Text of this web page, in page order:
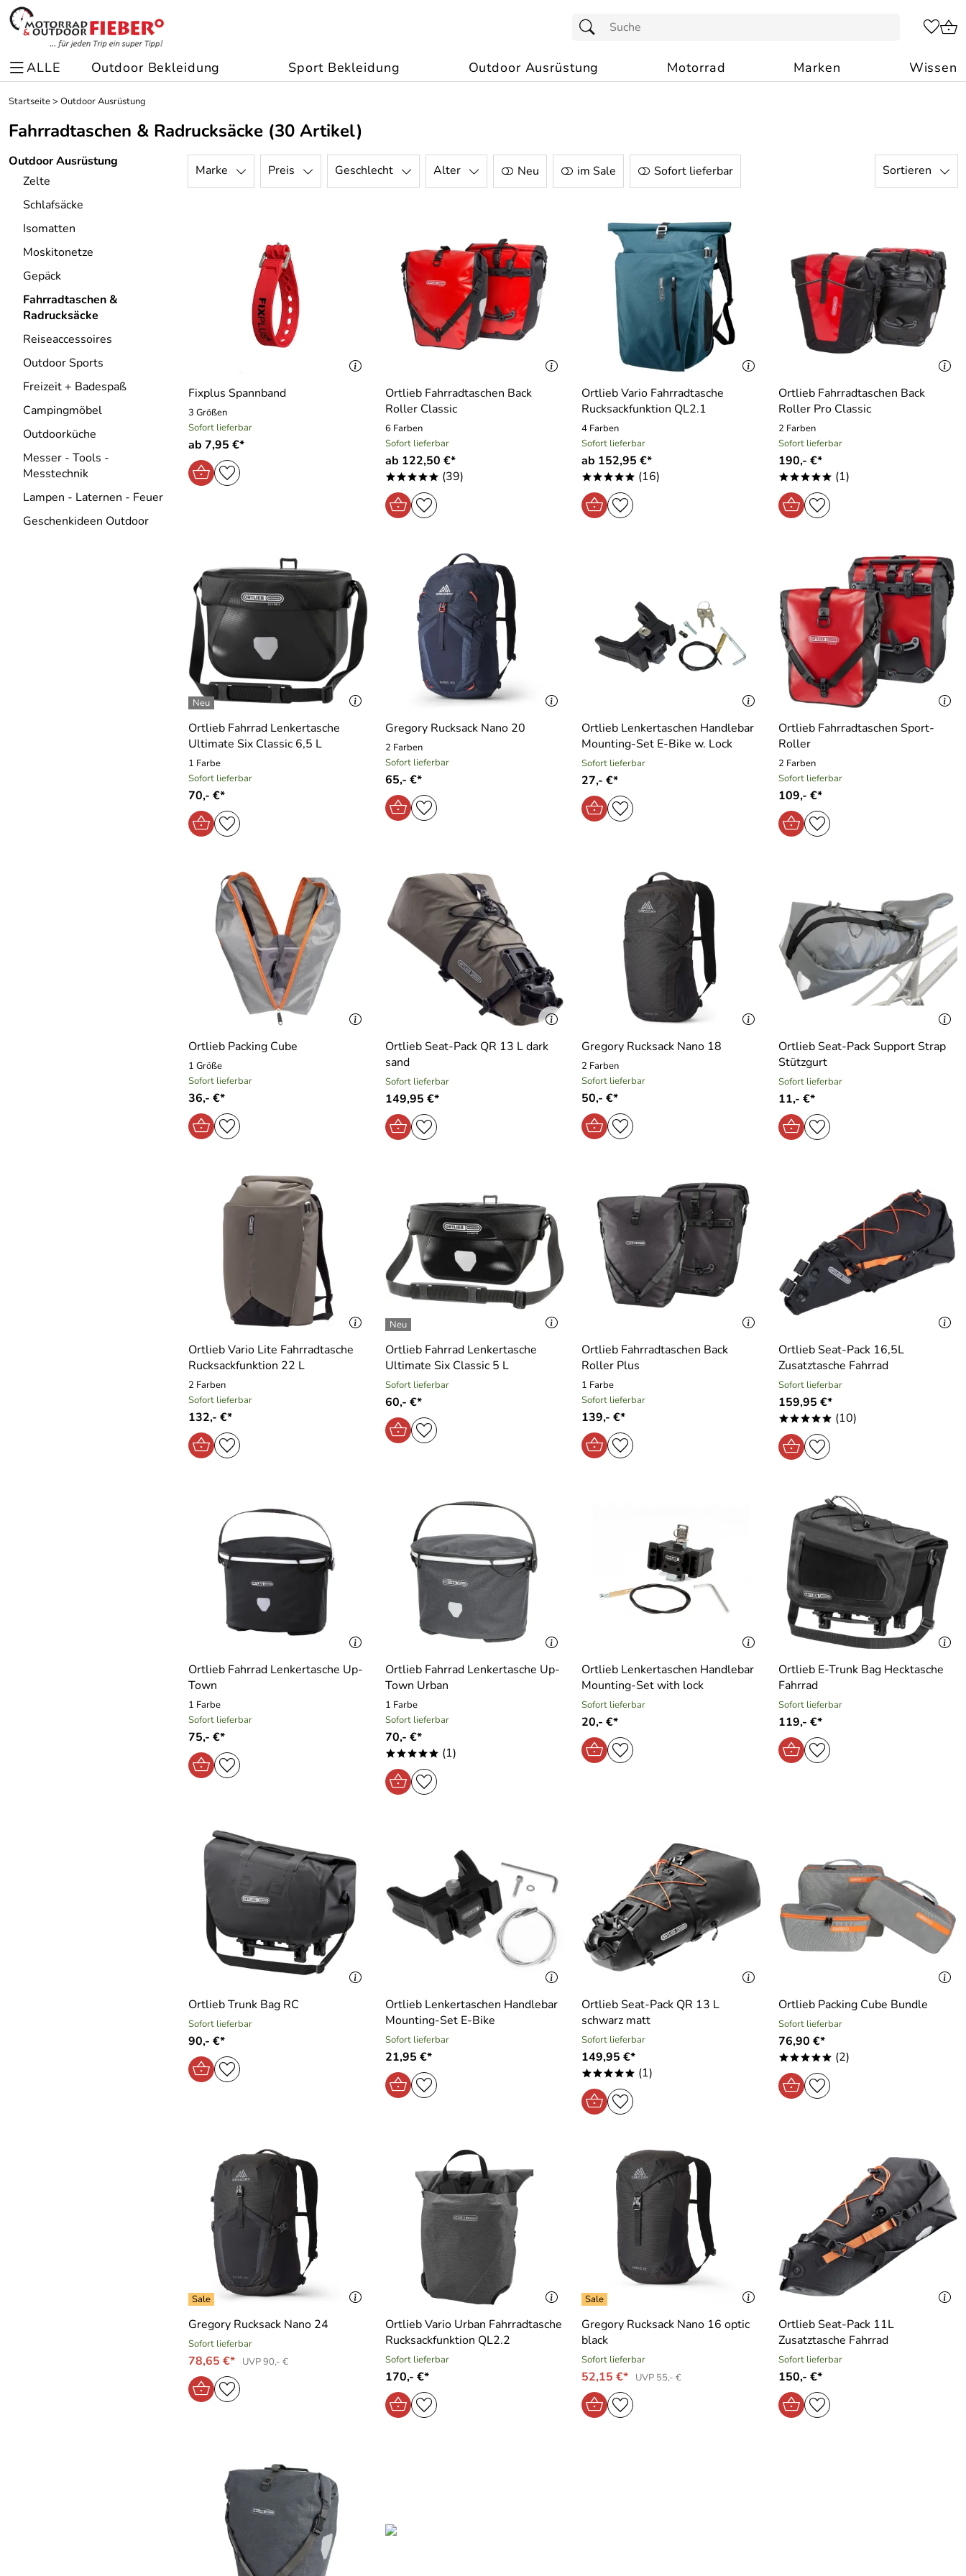
ALLE Outdoor Bekleidung Sport Bekleidung Outdoor Ausrüstung Motorrad Marken Wissen
Startseite> Outdoor Ausrüstung
Fahrradtaschen & Radrucksäcke (30 Artikel)
Outdoor Ausrüstung
Zelte
Schlafsäcke
Isomatten
Moskitonetze
Gepäck
Fahrradtaschen &
Radrucksäcke
Reiseaccessoires
Outdoor Sports
Freizeit + Badespaß
Campingmöbel
Outdoorküche
Messer - Tools -
Messtechnik
Lampen - Laternen - Feuer
Geschenkideen Outdoor
Marke Preis Geschlecht Alter Neu im Sale Sofort lieferbar Sortieren
Fixplus Spannband
3 Größen
Sofort lieferbar
ab 7,95 €*
Ortlieb Fahrradtaschen Back
Roller Classic
6 Farben
Sofort lieferbar
ab 122,50 €*
***** (39)
Ortlieb Vario Fahrradtasche
Rucksackfunktion QL2.1
4 Farben
Sofort lieferbar
ab 152,95 €*
***** (16)
Ortlieb Fahrradtaschen Back
Roller Pro Classic
2 Farben
Sofort lieferbar
190,- €*
***** (1)
Ortlieb Fahrrad Lenkertasche
Ultimate Six Classic 6,5 L
1 Farbe
Sofort lieferbar
70,- €*
Gregory Rucksack Nano 20
2 Farben
Sofort lieferbar
65,- €*
Ortlieb Lenkertaschen Handlebar
Mounting-Set E-Bike w. Lock
Sofort lieferbar
27,- €*
Ortlieb Fahrradtaschen Sport-
Roller
2 Farben
Sofort lieferbar
109,- €*
Ortlieb Packing Cube
1 Größe
Sofort lieferbar
36,- €*
Ortlieb Seat-Pack QR 13 L dark
sand
Sofort lieferbar
149,95 €*
Gregory Rucksack Nano 18
2 Farben
Sofort lieferbar
50,- €*
Ortlieb Seat-Pack Support Strap
Stützgurt
Sofort lieferbar
11,- €*
Ortlieb Vario Lite Fahrradtasche
Rucksackfunktion 22 L
2 Farben
Sofort lieferbar
132,- €*
Ortlieb Fahrrad Lenkertasche
Ultimate Six Classic 5 L
Sofort lieferbar
60,- €*
Ortlieb Fahrradtaschen Back
Roller Plus
1 Farbe
Sofort lieferbar
139,- €*
Ortlieb Seat-Pack 16,5L
Zusatztasche Fahrrad
Sofort lieferbar
159,95 €*
***** (10)
Ortlieb Fahrrad Lenkertasche Up-
Town
1 Farbe
Sofort lieferbar
75,- €*
Ortlieb Fahrrad Lenkertasche Up-
Town Urban
1 Farbe
Sofort lieferbar
70,- €*
***** (1)
Ortlieb Lenkertaschen Handlebar
Mounting-Set with lock
Sofort lieferbar
20,- €*
Ortlieb E-Trunk Bag Hecktasche
Fahrrad
Sofort lieferbar
119,- €*
Ortlieb Trunk Bag RC
Sofort lieferbar
90,- €*
Ortlieb Lenkertaschen Handlebar
Mounting-Set E-Bike
Sofort lieferbar
21,95 €*
Ortlieb Seat-Pack QR 13 L
schwarz matt
Sofort lieferbar
149,95 €*
***** (1)
Ortlieb Packing Cube Bundle
Sofort lieferbar
76,90 €*
***** (2)
Gregory Rucksack Nano 24
Sofort lieferbar
78,65 €* UVP 90,- €
Ortlieb Vario Urban Fahrradtasche
Rucksackfunktion QL2.2
Sofort lieferbar
170,- €*
Gregory Rucksack Nano 16 optic
black
Sofort lieferbar
52,15 €* UVP 55,- €
Ortlieb Seat-Pack 11L
Zusatztasche Fahrrad
Sofort lieferbar
150,- €*